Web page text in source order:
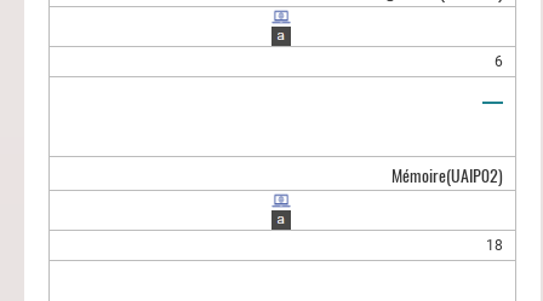
6
Mémoire(UAIP02)
18